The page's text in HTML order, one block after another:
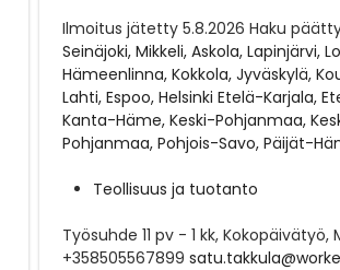
Ilmoitus jätetty5.8.2026 Haku
Seinäjoki, Mikkeli, Askola, Lapinjärvi,
Hämeenlinna, Kokkola, Jyväskylä,
Lahti, Espoo, Helsinki Etelä-Karjala,
Kanta-Häme, Keski-Pohjanmaa,
Pohjanmaa, Pohjois-Savo, Päijät-
Teollisuus ja tuotanto
Työsuhde11 pv - 1 kk,
+358505567899